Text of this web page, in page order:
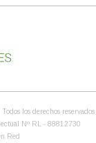
| Todos los derechos reservados
Nº RL - 88812730
Red